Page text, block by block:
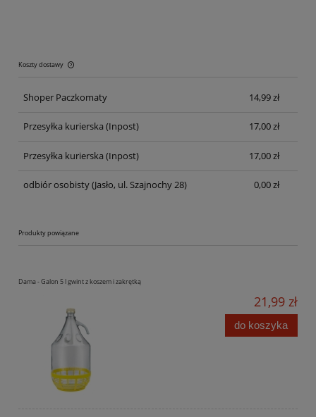
Koszty dostawy
Cena nie zawiera ewentualnych kosztów płatności
Shoper Paczkomaty
14,99 zł
Przesyłka kurierska (Inpost) 17,00 zł
Przesyłka kurierska (Inpost) 17,00 zł
odbiór osobisty(Jasło, ul. Szajnochy 28) 0,00 zł
Produkty powiązane
Dama - Galon 5 l gwint z koszem i zakrętką
21,99 zł
do koszyka